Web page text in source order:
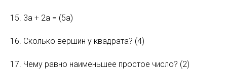
15. 3а + 2а = (5а)
16. Сколько вершин у квадрата? (4)
17. Чему равно наименьшее простое число? (2)